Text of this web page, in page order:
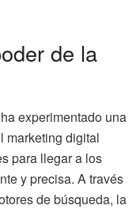
de la
experimentado una
marketing digital
para llegar a los
y precisa. A través
de búsqueda, la